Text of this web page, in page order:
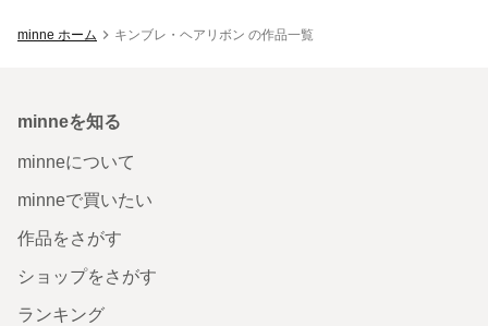
minne ホーム キンブレ・ヘアリボン の作品一覧
minneを知る
minneについて
minneで買いたい
作品をさがす
ショップをさがす
ランキング